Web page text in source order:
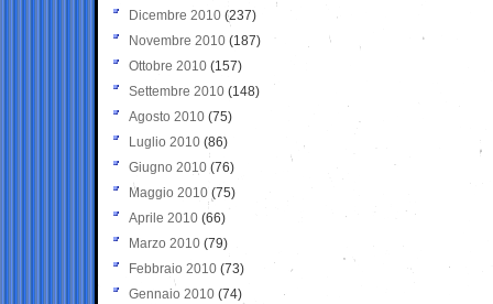
Dicembre 2010 (237)
Novembre 2010 (187)
Ottobre 2010 (157)
Settembre 2010 (148)
Agosto 2010 (75)
Luglio 2010 (86)
Giugno 2010 (76)
Maggio 2010 (75)
Aprile 2010 (66)
Marzo 2010 (79)
Febbraio 2010 (73)
Gennaio 2010 (74)